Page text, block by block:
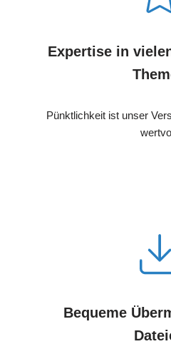
Expertise in
Pünktlichkeit ist unser
Bequeme